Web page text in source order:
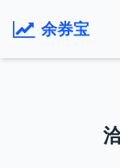
余券宝